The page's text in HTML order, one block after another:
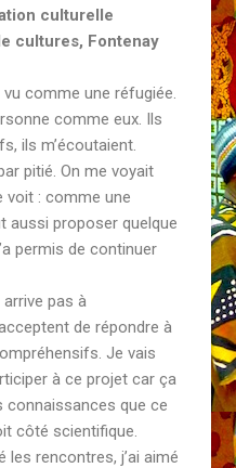
culturelle
cultures, Fontenay
comme une réfugiée.
comme eux. Ils
ils m’écoutaient.
pitié. On me voyait
voit : comme une
aussi proposer quelque
permis de continuer
pas à
de répondre à
Je vais
à ce projet car ça
connaissances que ce
côté scientifique.
les rencontres, j’ai aimé